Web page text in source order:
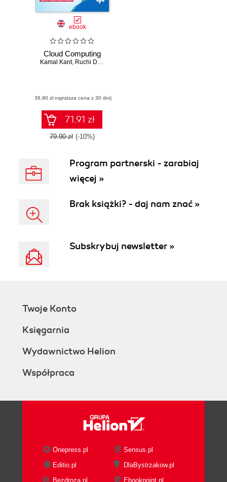
ebook
Cloud Computing
Kamal Kant, Ruchi Doshi
(36,90 zł najniższa cena z 30 dni)
71.91 zł
79.90 zł (-10%)
Program partnerski - zarabiaj
więcej »
Brak książki? - daj nam znać »
Subskrybuj newsletter »
Twoje Konto
Księgarnia
Wydawnictwo Helion
Współpraca
Onepress.pl
Sensus.pl
Editio.pl
DlaBystrzakow.pl
Bezdroza.pl
Ebookpoint.pl